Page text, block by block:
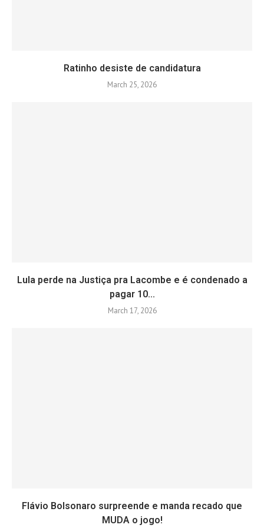
Ratinho desiste de candidatura
March 25, 2026
Lula perde na Justiça pra Lacombe e é condenado a
pagar 10...
March 17, 2026
Flávio Bolsonaro surpreende e manda recado que
MUDA o jogo!